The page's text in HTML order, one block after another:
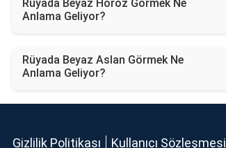
Rüyada Beyaz Horoz Görmek Ne
Anlama Geliyor?
Rüyada Beyaz Aslan Görmek Ne
Anlama Geliyor?
Gizlilik Politikası Kullanıcı Sözleşmesi